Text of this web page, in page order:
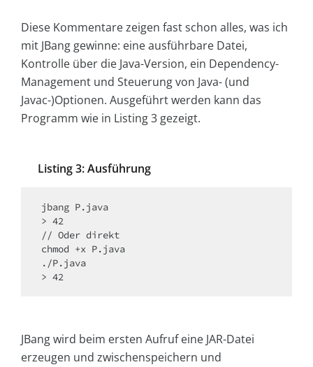
Diese Kommentare zeigen fast schon alles, was ich
mit JBang gewinne: eine ausführbare Datei,
Kontrolle über die Java-Version, ein Dependency-
Management und Steuerung von Java- (und
Javac-)Optionen. Ausgeführt werden kann das
Programm wie in Listing 3 gezeigt.
Listing 3: Ausführung
jbang P.java
> 42
// Oder direkt
chmod +x P.java
./P.java
JBang wird beim ersten Aufruf eine JAR-Datei
erzeugen und zwischenspeichern und